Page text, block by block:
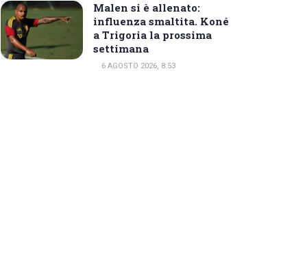
Malen si è allenato:
influenza smaltita. Koné
a Trigoria la prossima
settimana
6 AGOSTO 2026, 8:53